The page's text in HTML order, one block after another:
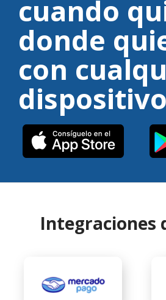
cuando
donde
con
dispositivo
Integraciones